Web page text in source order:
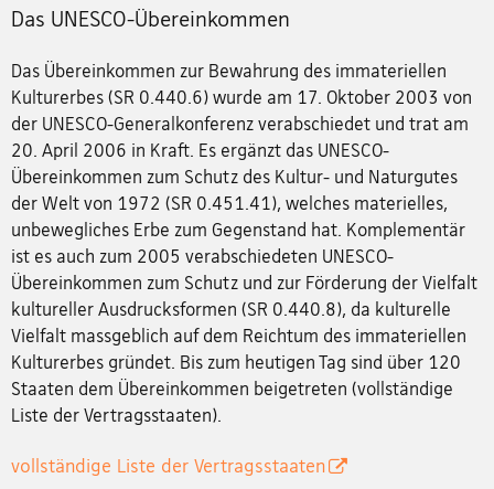
Das UNESCO-Übereinkommen
Das Übereinkommen zur Bewahrung des immateriellen
Kulturerbes (SR 0.440.6) wurde am 17. Oktober 2003 von
der UNESCO-Generalkonferenz verabschiedet und trat am
20. April 2006 in Kraft. Es ergänzt das UNESCO-
Übereinkommen zum Schutz des Kultur- und Naturgutes
der Welt von 1972 (SR 0.451.41), welches materielles,
unbewegliches Erbe zum Gegenstand hat. Komplementär
ist es auch zum 2005 verabschiedeten UNESCO-
Übereinkommen zum Schutz und zur Förderung der Vielfalt
kultureller Ausdrucksformen (SR 0.440.8), da kulturelle
Vielfalt massgeblich auf dem Reichtum des immateriellen
Kulturerbes gründet. Bis zum heutigen Tag sind über 120
Staaten dem Übereinkommen beigetreten (vollständige
Liste der Vertragsstaaten).
vollständige Liste der Vertragsstaaten